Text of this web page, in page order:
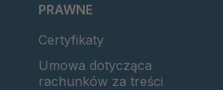
PRAWNE
Certyfikaty
Umowa dotycząca
rachunków za treści